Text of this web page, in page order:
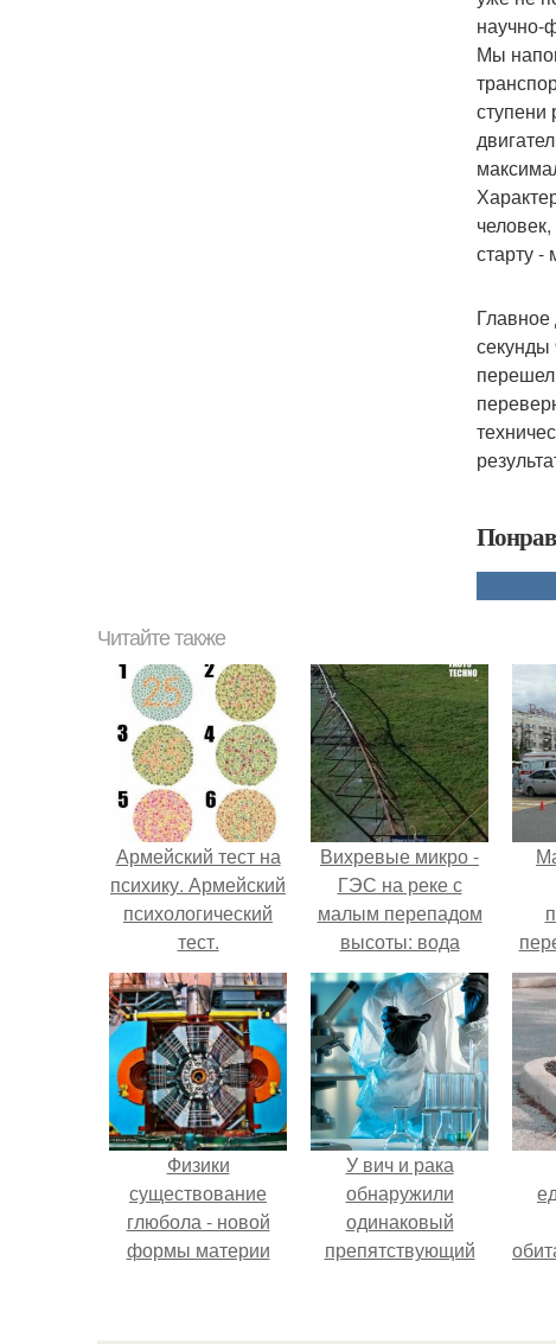
научно-
Мы
старту
секунды
Читайте также
Армейский тест на
психику. Армейский
психологический
тест.
Вихревые микро -
ГЭС на реке с
малым перепадом
высоты: вода
закручивается в
бетонной камере и
вращает
вертикальную
турбину.
Физики
существование
глюбола - новой
формы материи
У вич и рака
обнаружили
одинаковый
препятствующий